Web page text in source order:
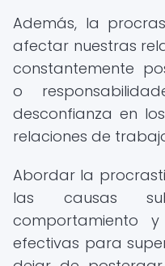
Además, la
afectar nuestras
constantemente
o
desconfianza en
relaciones de
Abordar la
las causas
comportamiento
efectivas para